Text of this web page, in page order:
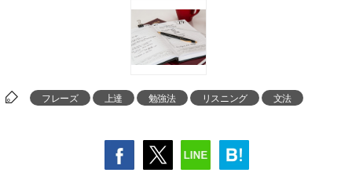
フレーズ 上達 勉強法 リスニング 文法